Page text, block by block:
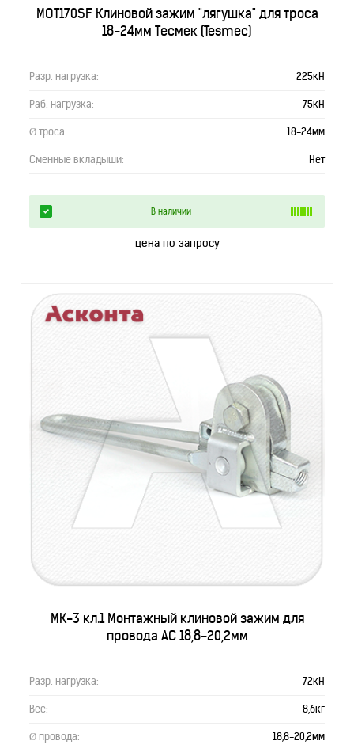
MOT170SF Клиновой зажим "лягушка" для троса
18-24мм Тесмек (Tesmec)
Разр. нагрузка: 225кН
Раб. нагрузка: 75кН
Ø троса: 18-24мм
Сменные вкладыши: Нет
В наличии
цена по запросу
МК-3 кл.1 Монтажный клиновой зажим для
провода АС 18,8-20,2мм
Разр. нагрузка: 72кН
Вес: 8,6кг
Ø провода: 18,8-20,2мм